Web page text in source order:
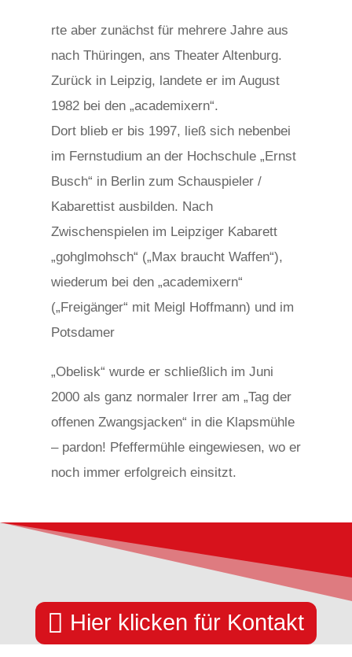
r
e
l
a
i
s
v
i
h
1
2
rte aber zunächst für mehrere Jahre aus
nach Thüringen, ans Theater Altenburg.
Zurück in Leipzig, landete er im August
1982 bei den „academixern“.
Dort blieb er bis 1997, ließ sich nebenbei
im Fernstudium an der Hochschule „Ernst
Busch“ in Berlin zum Schauspieler /
Kabarettist ausbilden. Nach
Zwischenspielen im Leipziger Kabarett
„gohglmohsch“ („Max braucht Waffen“),
wiederum bei den „academixern“
(„Freigänger“ mit Meigl Hoffmann) und im
Potsdamer
osteopathe-nyon-cabinet-monney
„Obelisk“ wurde er schließlich im Juni
2000 als ganz normaler Irrer am „Tag der
offenen Zwangsjacken“ in die Klapsmühle
– pardon! Pfeffermühle eingewiesen, wo er
noch immer erfolgreich einsitzt.
 Hier klicken für Kontakt